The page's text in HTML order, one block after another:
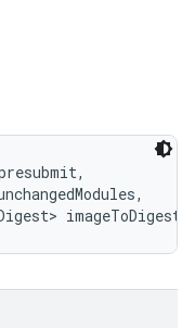
imageToDigest)